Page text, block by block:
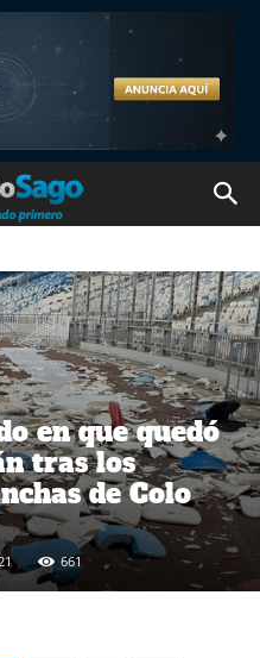
en que quedó
tras los
de Colo
661